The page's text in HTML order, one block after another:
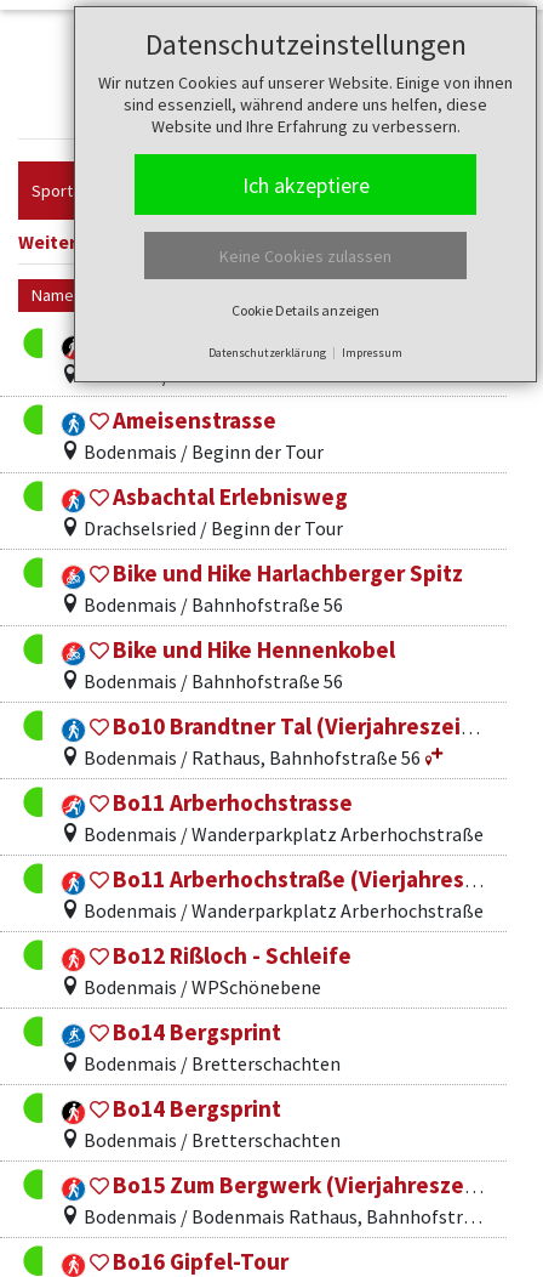
Datenschutzeinstellungen
Wir nutzen Cookies auf unserer Website. Einige von ihnen
sind essenziell, während andere uns helfen, diese
Website und Ihre Erfahrung zu verbessern.
Ich akzeptiere
Keine Cookies zulassen
Cookie Details anzeigen
Datenschutzerklärung Impressum
Touren
Sportart
Weitere Filter anzeigen
Name
Ab64 Burgweg
Arnbruck / Gemeindezentrum
Ameisenstrasse
Bodenmais / Beginn der Tour
Asbachtal Erlebnisweg
Drachselsried / Beginn der Tour
Bike und Hike Harlachberger Spitz
Bodenmais / Bahnhofstraße 56
Bike und Hike Hennenkobel
Bodenmais / Bahnhofstraße 56
Bo10 Brandtner Tal (Vierjahreszeitenweg)
Bodenmais / Rathaus, Bahnhofstraße 56
Bo11 Arberhochstrasse
Bodenmais / Wanderparkplatz Arberhochstraße
Bo11 Arberhochstraße (Vierjahreszeitenweg)
Bodenmais / Wanderparkplatz Arberhochstraße
Bo12 Rißloch - Schleife
Bodenmais / WPSchönebene
Bo14 Bergsprint
Bodenmais / Bretterschachten
Bo14 Bergsprint
Bodenmais / Bretterschachten
Bo15 Zum Bergwerk (Vierjahreszeitenweg)
Bodenmais / Bodenmais Rathaus, Bahnhofstraße 56
Bo16 Gipfel-Tour